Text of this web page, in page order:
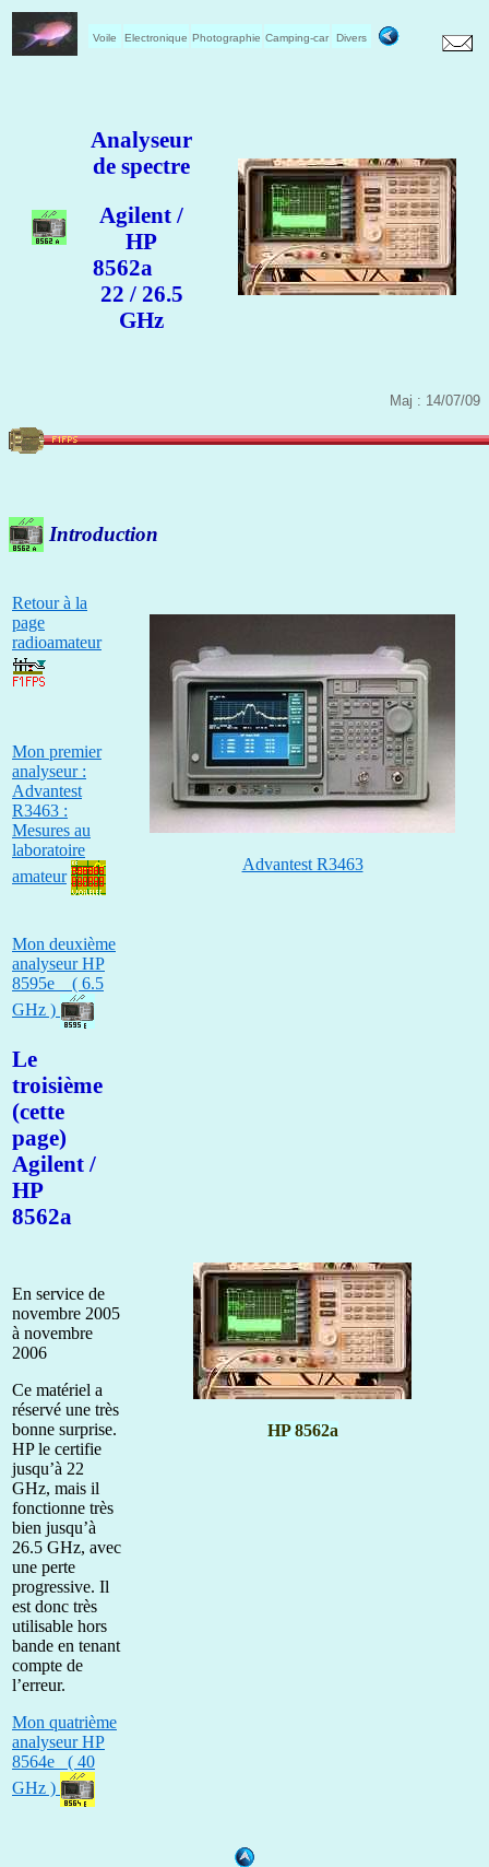
Voile Electronique Photographie Camping-car Divers
Analyseur
de spectre
Agilent /
HP
8562a
22 / 26.5
GHz
Maj : 14/07/09
Introduction
Retour à la
page
radioamateur
Mon premier
analyseur :
Advantest
R3463 :
Mesures au
laboratoire
amateur
Advantest R3463
Mon deuxième
analyseur HP
8595e ( 6.5
GHz )
Le
troisième
(cette
page)
Agilent /
HP
8562a
En service de
novembre 2005
à novembre
2006
Ce matériel a
réservé une très
bonne surprise.
HP le certifie
jusqu’à 22
GHz, mais il
fonctionne très
bien jusqu’à
26.5 GHz, avec
une perte
progressive. Il
est donc très
utilisable hors
bande en tenant
compte de
l’erreur.
Mon quatrième
analyseur HP
8564e ( 40
GHz )
HP 8562a